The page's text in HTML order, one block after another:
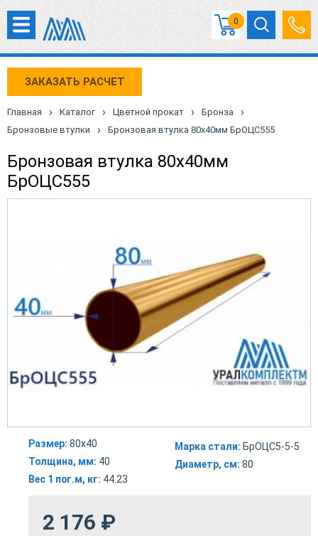
0
ЗАКАЗАТЬ РАСЧЕТ
Главная › Каталог › Цветной прокат › Бронза ›
Бронзовые втулки › Бронзовая втулка 80x40мм БрОЦС555
Бронзовая втулка 80x40мм
БрОЦС555
Размер: 80x40
Толщина, мм: 40
Вес 1 пог.м, кг: 44.23
Марка стали: БрОЦС5-5-5
Диаметр, см: 80
2 176 ₽